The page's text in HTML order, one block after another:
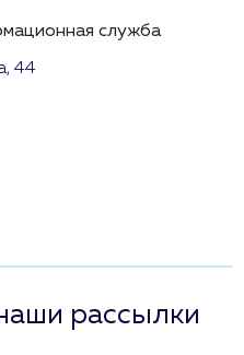
служба
44
рассылки